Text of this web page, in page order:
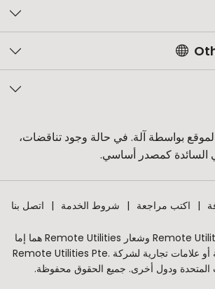
بواسطة آلة. في حالة وجود تناقضات،
السائدة كمصدر أساسي.
اكتب مراجعة شروط الخدمة اتصل بنا
© 2010 - 2026 Remote Utilities وشعار Remote Utilities هما إما
علامات تجارية مسجلة أو علامات تجارية لشركة Remote Utilities Pte.